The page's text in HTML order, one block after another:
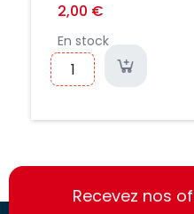
2,00 €
En stock
https://france-
access.fr
https://france-
access.fr
Recevez nos